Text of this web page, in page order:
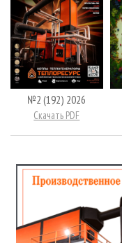
№2 (192) 2026
Скачать PDF